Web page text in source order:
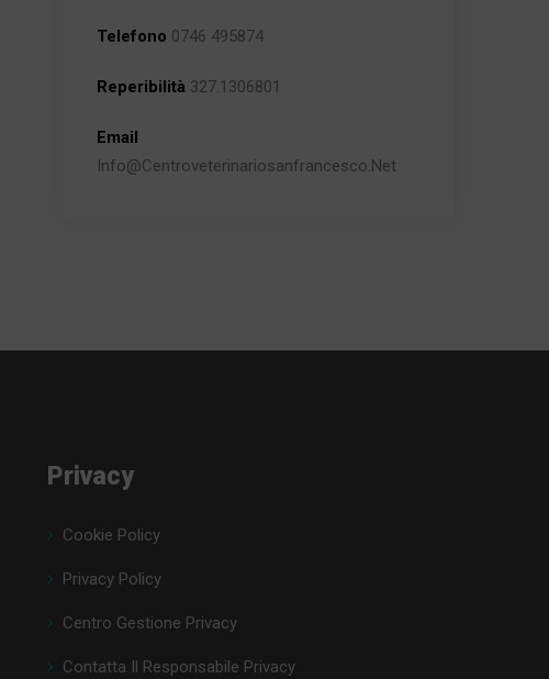
Telefono 0746 495874
Reperibilità 327.1306801
Email
Info@centroveterinariosanfrancesco.net
Privacy
Cookie Policy
Privacy Policy
Centro Gestione Privacy
Contatta Il Responsabile Privacy